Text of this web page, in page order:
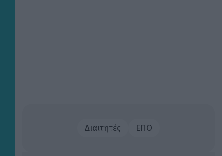
Διαιτητές ΕΠΟ